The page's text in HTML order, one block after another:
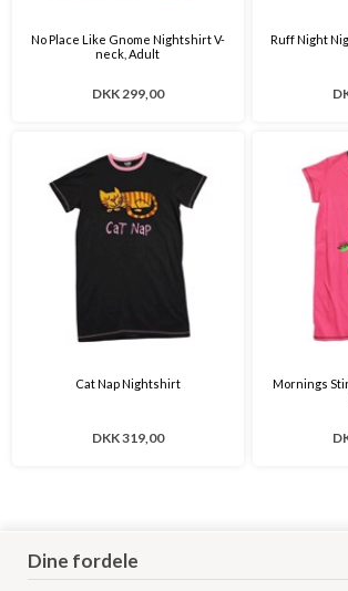
No Place Like Gnome Nightshirt V-
neck, Adult
DKK 299,00
Ruff Night
Cat Nap Nightshirt
DKK 319,00
Mornings
Dine fordele